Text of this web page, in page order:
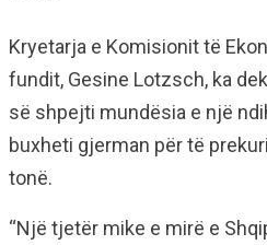
Kryetarja e Komisionit të
fundit, Gesine Lotzsch, ka
së shpejti mundësia e një
buxheti gjerman për të
tonë.
“Një tjetër mike e mirë e